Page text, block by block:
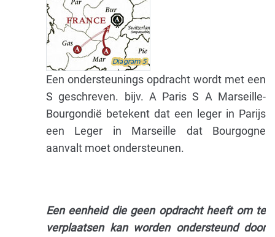
Een ondersteunings opdracht wordt met een
S geschreven. bijv. A Paris S A Marseille-
Bourgondië betekent dat een leger in Parijs
een Leger in Marseille dat Bourgogne
aanvalt moet ondersteunen.
Een eenheid die geen opdracht heeft om te
verplaatsen kan worden ondersteund door